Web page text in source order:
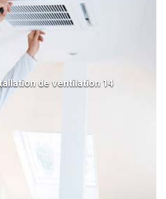
de ventilation 14